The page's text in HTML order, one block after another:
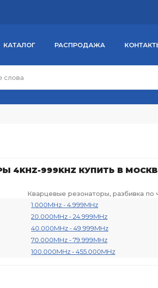
КАТАЛОГ РАСПРОДАЖА
4KHZ-999KHZ КУПИТЬ В
Кварцевые резонаторы, разбивка по
1.000MHz - 4.999MHz
20.000MHz - 24.999MHz
40.000MHz - 49.999MHz
70.000MHz - 79.999MHz
100.000MHz - 455.000MHz